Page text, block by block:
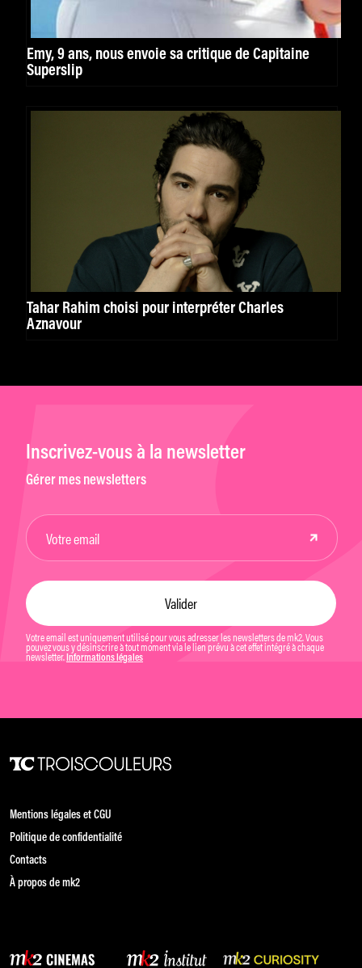
Emy, 9 ans, nous envoie sa critique de Capitaine
Superslip
Tahar Rahim choisi pour interpréter Charles
Aznavour
Inscrivez-vous à la newsletter
Gérer mes newsletters
Votre email est uniquement utilisé pour vous adresser les newsletters de mk2. Vous
pouvez vous y désinscrire à tout moment via le lien prévu à cet effet intégré à chaque
newsletter. Informations légales
Mentions légales et CGU
Politique de confidentialité
Contacts
À propos de mk2